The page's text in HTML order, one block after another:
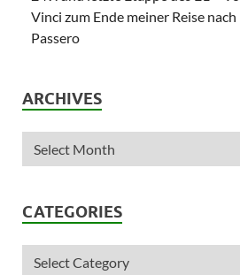
Vinci zum Ende meiner Reise
Passero
ARCHIVES
CATEGORIES